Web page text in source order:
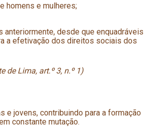
homens e mulheres;
desde que enquadráveis
a efetivação dos direitos sociais dos
de Lima, art.º 3, n.º 1)
e jovens, contribuindo para a formação
constante mutação.